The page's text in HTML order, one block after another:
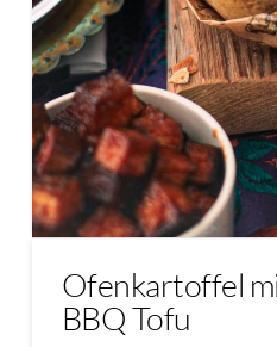
Ofenkartoffel
BBQ Tofu